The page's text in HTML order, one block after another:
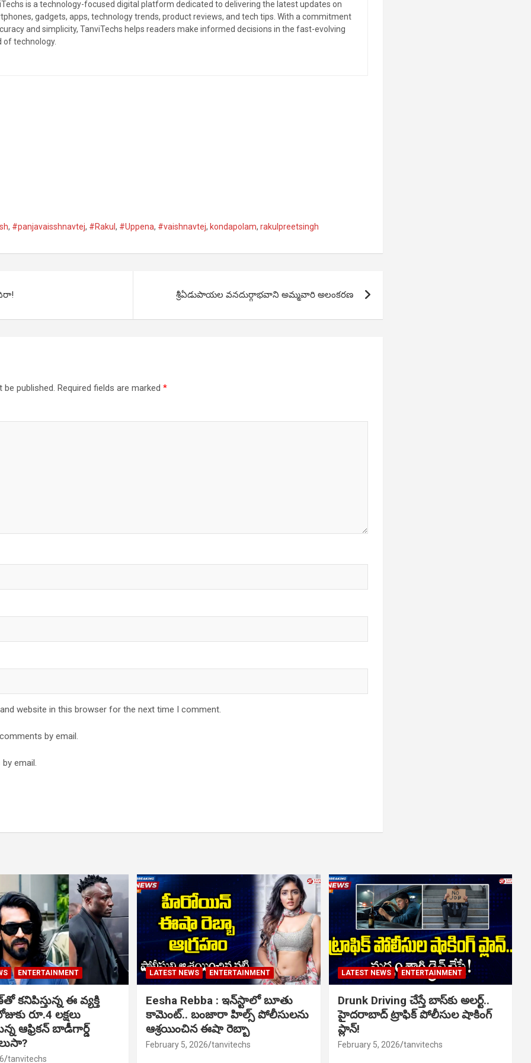
is a technology-focused digital platform dedicated to delivering the latest updates on
gadgets, apps, technology trends, product reviews, and tech tips. With a commitment
and simplicity, TanviTechs helps readers make informed decisions in the fast-evolving
of technology.
, #panjavaisshnavtej, #Rakul, #Uppena, #vaishnavtej, kondapolam,rakulpreetsingh
శ్రీఏడుపాయల వనదుర్గాభవాని అమ్మవారి అలంకరణ
be published. Required fields are marked*
website in this browser for the next time I comment.
by email.
email.
ENTERTAINMENT
ఈ వ్యక్తి
రూ.4 లక్షలు
ఆఫ్రికన్ బాడీగార్డ్
tanvitechs
LATEST NEWS ENTERTAINMENT
Eesha Rebba : ఇన్‌స్టాలో బూతు
కామెంట్.. బంజారా హిల్స్ పోలీసులను
ఆశ్రయించిన ఈషా రెబ్బా
February 5, 2026 tanvitechs
LATEST NEWS ENTERTAINMENT
Drunk Driving చేస్తే బాస్‌కు అలర్ట్..
హైదరాబాద్ ట్రాఫిక్ పోలీసుల షాకింగ్
ప్లాన్!
February 5, 2026 tanvitechs